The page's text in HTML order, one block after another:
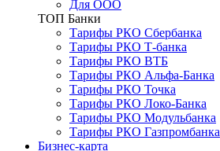
Для ООО
ТОП Банки
Тарифы РКО Сбербанка
Тарифы РКО Т-банка
Тарифы РКО ВТБ
Тарифы РКО Альфа-Банка
Тарифы РКО Точка
Тарифы РКО Локо-Банка
Тарифы РКО Модульбанка
Тарифы РКО Газпромбанка
Бизнес-карта